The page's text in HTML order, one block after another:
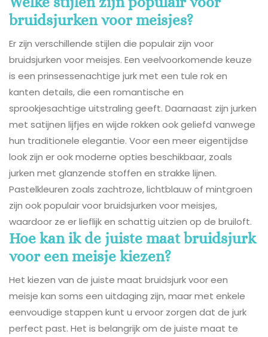
bruidsjurken voor meisjes?
Er zijn verschillende stijlen die populair zijn voor
bruidsjurken voor meisjes. Een veelvoorkomende keuze
is een prinsessenachtige jurk met een tule rok en
kanten details, die een romantische en
sprookjesachtige uitstraling geeft. Daarnaast zijn jurken
met satijnen lijfjes en wijde rokken ook geliefd vanwege
hun traditionele elegantie. Voor een meer eigentijdse
look zijn er ook moderne opties beschikbaar, zoals
jurken met glanzende stoffen en strakke lijnen.
Pastelkleuren zoals zachtroze, lichtblauw of mintgroen
zijn ook populair voor bruidsjurken voor meisjes,
waardoor ze er lieflijk en schattig uitzien op de bruiloft.
Hoe kan ik de juiste maat bruidsjurk
voor een meisje kiezen?
Het kiezen van de juiste maat bruidsjurk voor een
meisje kan soms een uitdaging zijn, maar met enkele
eenvoudige stappen kunt u ervoor zorgen dat de jurk
perfect past. Het is belangrijk om de juiste maat te